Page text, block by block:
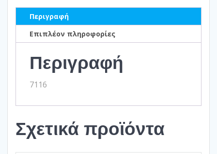
Περιγραφή
Επιπλέον πληροφορίες
Περιγραφή
7116
Σχετικά προϊόντα